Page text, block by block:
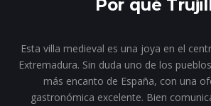
Por qué
Esta villa medieval es una joya en el
Extremadura. Sin duda uno de los
más encanto de España, con una
gastronómica excelente. Bien